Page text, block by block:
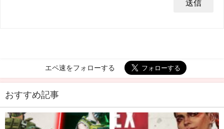
エペ速をフォローする
おすすめ記事